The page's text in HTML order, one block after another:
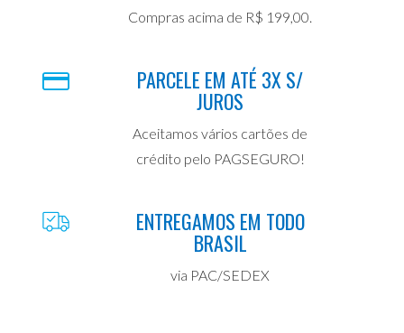
Compras acima de R$ 199,00.
PARCELE EM ATÉ 3X S/
JUROS
Aceitamos vários cartões de
crédito pelo PAGSEGURO!
ENTREGAMOS EM TODO
BRASIL
via PAC/SEDEX